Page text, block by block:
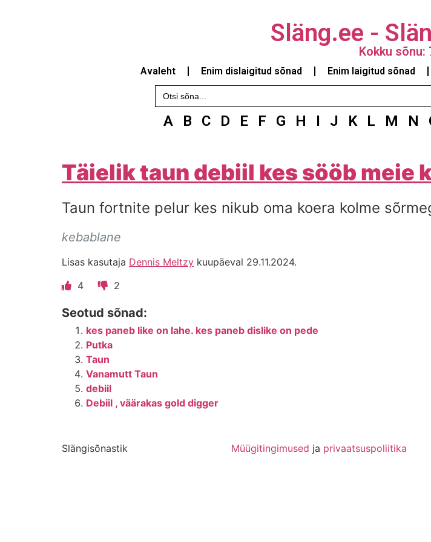
Släng.ee -
Kokku sõnu:
Avaleht Enim dislaigitud sõnad Enim laigitud sõnad
Search
for:
A B C D E F G H I J K L M N
Täielik taun debiil kes sööb meie
Taun fortnite pelur kes nikub oma koera kolme
kebablane
Lisas kasutaja Dennis Meltzy kuupäeval 29.11.2024.
4
2
Seotud sõnad:
kes paneb like on lahe. kes paneb dislike on pede
Putka
Taun
Vanamutt Taun
debiil
Debiil , väärakas gold digger
Slängisõnastik Müügitingimused ja privaatsuspoliitika